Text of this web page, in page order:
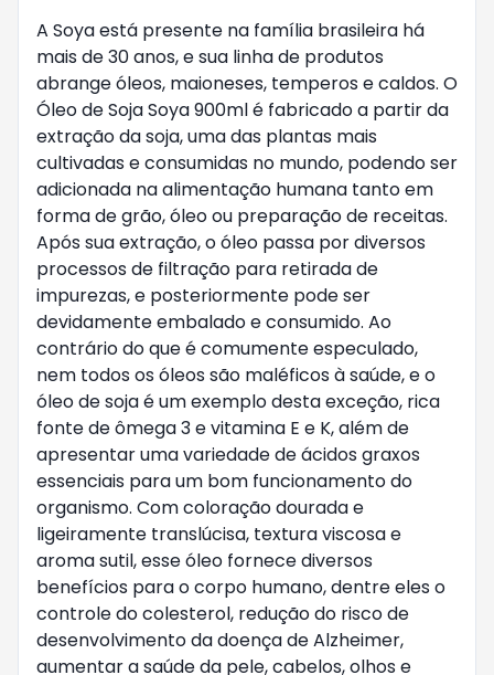
A Soya está presente na família brasileira há
mais de 30 anos, e sua linha de produtos
abrange óleos, maioneses, temperos e caldos. O
Óleo de Soja Soya 900ml é fabricado a partir da
extração da soja, uma das plantas mais
cultivadas e consumidas no mundo, podendo ser
adicionada na alimentação humana tanto em
forma de grão, óleo ou preparação de receitas.
Após sua extração, o óleo passa por diversos
processos de filtração para retirada de
impurezas, e posteriormente pode ser
devidamente embalado e consumido. Ao
contrário do que é comumente especulado,
nem todos os óleos são maléficos à saúde, e o
óleo de soja é um exemplo desta exceção, rica
fonte de ômega 3 e vitamina E e K, além de
apresentar uma variedade de ácidos graxos
essenciais para um bom funcionamento do
organismo. Com coloração dourada e
ligeiramente translúcisa, textura viscosa e
aroma sutil, esse óleo fornece diversos
benefícios para o corpo humano, dentre eles o
controle do colesterol, redução do risco de
desenvolvimento da doença de Alzheimer,
aumentar a saúde da pele, cabelos, olhos e